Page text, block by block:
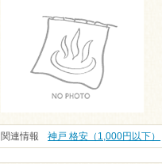
関連情報 神戸 格安（1,000円以下）